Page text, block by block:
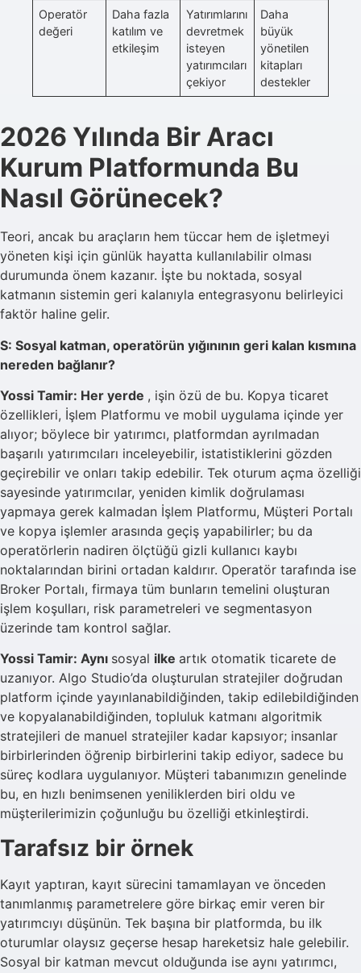
Operatör
değeri
Daha fazla
katılım ve
etkileşim
Yatırımlarını
devretmek
isteyen
yatırımcıları
çekiyor
Daha
büyük
yönetilen
kitapları
destekler
2026 Yılında Bir Aracı
Kurum Platformunda Bu
Nasıl Görünecek?
Teori, ancak bu araçların hem tüccar hem de işletmeyi
yöneten kişi için günlük hayatta kullanılabilir olması
durumunda önem kazanır. İşte bu noktada, sosyal
katmanın sistemin geri kalanıyla entegrasyonu belirleyici
faktör haline gelir.
S: Sosyal katman, operatörün yığınının geri kalan kısmına
nereden bağlanır?
Yossi Tamir: Her yerde , işin özü de bu. Kopya ticaret
özellikleri, İşlem Platformu ve mobil uygulama içinde yer
alıyor; böylece bir yatırımcı, platformdan ayrılmadan
başarılı yatırımcıları inceleyebilir, istatistiklerini gözden
geçirebilir ve onları takip edebilir. Tek oturum açma özelliği
sayesinde yatırımcılar, yeniden kimlik doğrulaması
yapmaya gerek kalmadan İşlem Platformu, Müşteri Portalı
ve kopya işlemler arasında geçiş yapabilirler; bu da
operatörlerin nadiren ölçtüğü gizli kullanıcı kaybı
noktalarından birini ortadan kaldırır. Operatör tarafında ise
Broker Portalı, firmaya tüm bunların temelini oluşturan
işlem koşulları, risk parametreleri ve segmentasyon
üzerinde tam kontrol sağlar.
Yossi Tamir: Aynı sosyal ilke artık otomatik ticarete de
uzanıyor. Algo Studio’da oluşturulan stratejiler doğrudan
platform içinde yayınlanabildiğinden, takip edilebildiğinden
ve kopyalanabildiğinden, topluluk katmanı algoritmik
stratejileri de manuel stratejiler kadar kapsıyor; insanlar
birbirlerinden öğrenip birbirlerini takip ediyor, sadece bu
süreç kodlara uygulanıyor. Müşteri tabanımızın genelinde
bu, en hızlı benimsenen yeniliklerden biri oldu ve
müşterilerimizin çoğunluğu bu özelliği etkinleştirdi.
Tarafsız bir örnek
Kayıt yaptıran, kayıt sürecini tamamlayan ve önceden
tanımlanmış parametrelere göre birkaç emir veren bir
yatırımcıyı düşünün. Tek başına bir platformda, bu ilk
oturumlar olaysız geçerse hesap hareketsiz hale gelebilir.
Sosyal bir katman mevcut olduğunda ise aynı yatırımcı,